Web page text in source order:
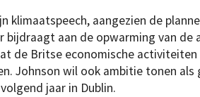
klimaatspeech, aangezien de
bijdraagt aan de opwarming van de
de Britse economische activiteiten
Johnson wil ook ambitie tonen als
jaar in Dublin.